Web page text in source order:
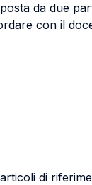
da due
con il
di